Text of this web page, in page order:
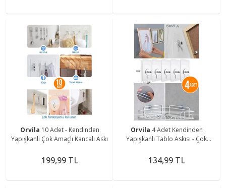
Orvila 10 Adet - Kendinden
Yapışkanlı Çok Amaçlı Kancalı Askı
199,99 TL
Orvila 4 Adet Kendinden
Yapışkanlı Tablo Askısı - Çok
134,99 TL